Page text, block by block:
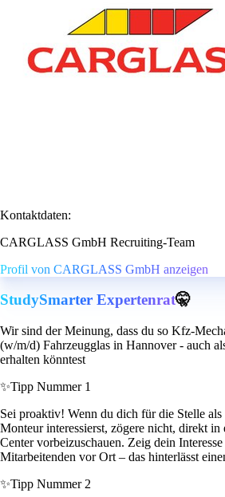
Kontaktdaten:
CARGLASS GmbH Recruiting-Team
Profil von CARGLASS GmbH anzeigen
StudySmarter Expertenrat🤫
Wir sind der Meinung, dass du so Kfz-
(w/m/d) Fahrzeugglas in Hannover - auch
erhalten könntest
✨Tipp Nummer 1
Sei proaktiv! Wenn du dich für die Stelle
Monteur interessierst, zögere nicht, direkt in
Center vorbeizuschauen. Zeig dein
Mitarbeitenden vor Ort – das hinterlässt
✨Tipp Nummer 2